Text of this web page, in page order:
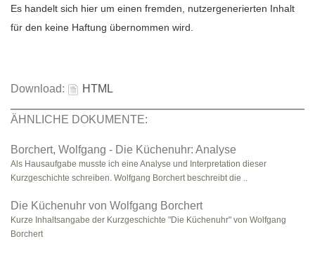
Es handelt sich hier um einen fremden, nutzergenerierten Inhalt
für den keine Haftung übernommen wird.
Download: HTML
ÄHNLICHE DOKUMENTE:
Borchert, Wolfgang - Die Küchenuhr: Analyse
Als Hausaufgabe musste ich eine Analyse und Interpretation dieser
Kurzgeschichte schreiben. Wolfgang Borchert beschreibt die ..
Die Küchenuhr von Wolfgang Borchert
Kurze Inhaltsangabe der Kurzgeschichte "Die Küchenuhr" von Wolfgang
Borchert